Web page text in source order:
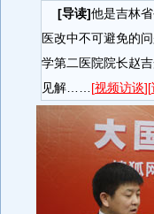
[导读]他是吉林
医改中不可避免的
学第二医院院长赵
见解…… [视频访谈][